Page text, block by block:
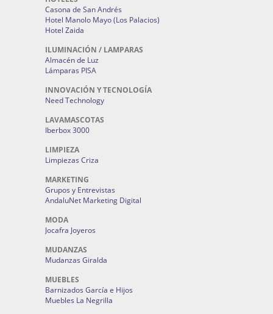
Casona de San Andrés
Hotel Manolo Mayo (Los Palacios)
Hotel Zaida
ILUMINACIÓN / LAMPARAS
Almacén de Luz
Lámparas PISA
INNOVACIÓN Y TECNOLOGÍA
Need Technology
LAVAMASCOTAS
Iberbox 3000
LIMPIEZA
Limpiezas Criza
MARKETING
Grupos y Entrevistas
AndaluNet Marketing Digital
MODA
Jocafra Joyeros
MUDANZAS
Mudanzas Giralda
MUEBLES
Barnizados García e Hijos
Muebles La Negrilla